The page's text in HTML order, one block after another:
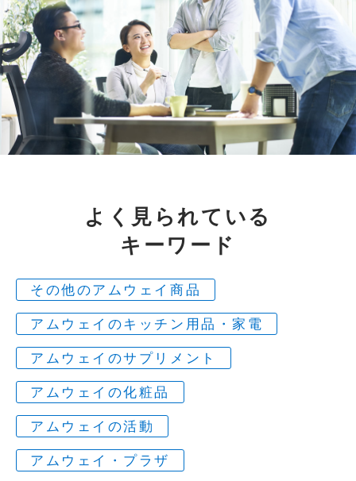
よく見られている
キーワード
その他のアムウェイ商品
アムウェイのキッチン用品・家電
アムウェイのサプリメント
アムウェイの化粧品
アムウェイの活動
アムウェイ・プラザ